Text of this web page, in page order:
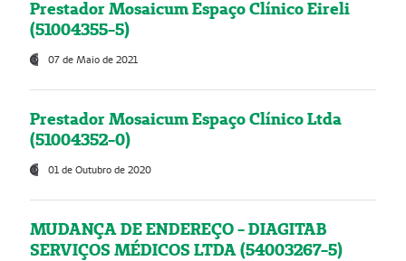
Prestador Mosaicum Espaço Clínico Eireli
(51004355-5)
07 de Maio de 2021
Prestador Mosaicum Espaço Clínico Ltda
(51004352-0)
01 de Outubro de 2020
MUDANÇA DE ENDEREÇO - DIAGITAB
SERVIÇOS MÉDICOS LTDA (54003267-5)